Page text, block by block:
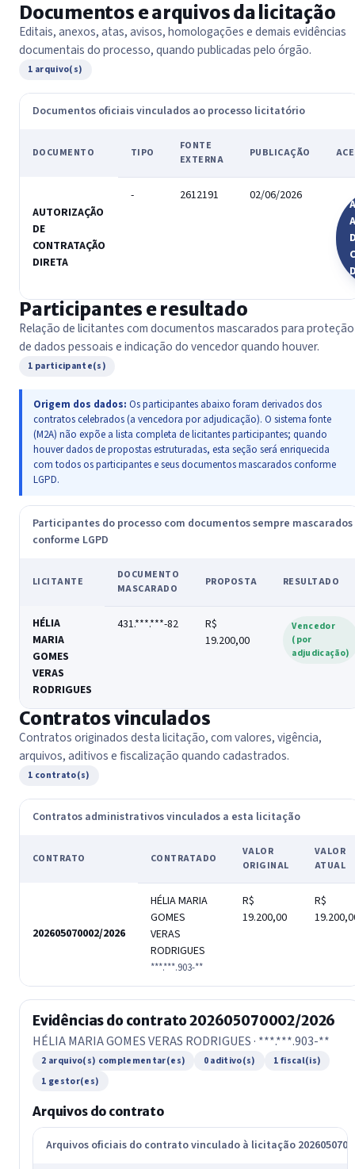
Documentos e arquivos da licitação
Editais, anexos, atas, avisos, homologações e demais evidências
documentais do processo, quando publicadas pelo órgão.
1 arquivo(s)
Documentos oficiais vinculados ao processo licitatório
DOCUMENTO TIPO
FONTE
EXTERNA
PUBLICAÇÃO
AUTORIZAÇÃO
DE
CONTRATAÇÃO
DIRETA
- 2612191 02/06/2026
Participantes e resultado
Relação de licitantes com documentos mascarados para proteção
de dados pessoais e indicação do vencedor quando houver.
1 participante(s)
Origem dos dados: Os participantes abaixo foram derivados dos
contratos celebrados (a vencedora por adjudicação). O sistema fonte
(M2A) não expõe a lista completa de licitantes participantes; quando
houver dados de propostas estruturadas, esta seção será enriquecida
com todos os participantes e seus documentos mascarados conforme
LGPD.
Participantes do processo com documentos sempre mascarados
conforme LGPD
LICITANTE
DOCUMENTO
MASCARADO
PROPOSTA RESULTADO
HÉLIA
MARIA
GOMES
VERAS
RODRIGUES
431.***.***-82
R$
19.200,00
Vencedor
(por
adjudicação)
Contratos vinculados
Contratos originados desta licitação, com valores, vigência,
arquivos, aditivos e fiscalização quando cadastrados.
1 contrato(s)
Contratos administrativos vinculados a esta licitação
CONTRATO CONTRATADO
VALOR
ORIGINAL
VALOR
ATUAL
202605070002/2026
HÉLIA MARIA
GOMES
VERAS
RODRIGUES
***.***.903-**
R$
19.200,00
R$
Evidências do contrato 202605070002/2026
HÉLIA MARIA GOMES VERAS RODRIGUES · ***.***.903-**
2 arquivo(s) complementar(es) 0 aditivo(s)
1 fiscal(is)
1 gestor(es)
Arquivos do contrato
Arquivos oficiais do contrato vinculado à licitação